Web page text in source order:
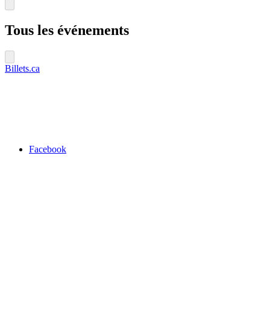
Tous les événements
Billets.ca
Facebook